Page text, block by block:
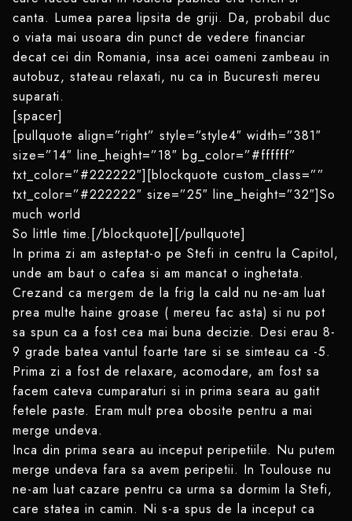
canta. Lumea parea lipsita de griji. Da, probabil duc
o viata mai usoara din punct de vedere financiar
decat cei din Romania, insa acei oameni zambeau in
autobuz, stateau relaxati, nu ca in Bucuresti mereu
suparati.
[spacer]
[pullquote align=”right” style=”style4″ width=”381″
size=”14″ line_height=”18″ bg_color=”#ffffff”
txt_color=”#222222″][blockquote custom_class=””
txt_color=”#222222″ size=”25″ line_height=”32″]So
much world
So little time.[/blockquote][/pullquote]
In prima zi am asteptat-o pe Stefi in centru la Capitol,
unde am baut o cafea si am mancat o inghetata.
Crezand ca mergem de la frig la cald nu ne-am luat
prea multe haine groase ( mereu fac asta) si nu pot
sa spun ca a fost cea mai buna decizie. Desi erau 8-
9 grade batea vantul foarte tare si se simteau ca -5.
Prima zi a fost de relaxare, acomodare, am fost sa
facem cateva cumparaturi si in prima seara au gatit
fetele paste. Eram mult prea obosite pentru a mai
merge undeva.
Inca din prima seara au inceput peripetiile. Nu putem
merge undeva fara sa avem peripetii. In Toulouse nu
ne-am luat cazare pentru ca urma sa dormim la Stefi,
care statea in camin. Ni s-a spus de la inceput ca